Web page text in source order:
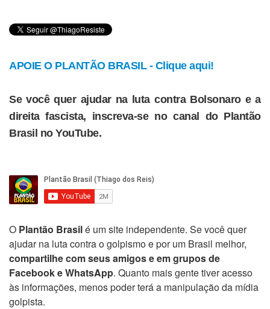
APOIE O PLANTÃO BRASIL - Clique aqui!
Se você quer ajudar na luta contra Bolsonaro e a
direita fascista, inscreva-se no canal do Plantão
Brasil no YouTube.
O Plantão Brasilé um site independente. Se você quer
ajudar na luta contra o golpismo e por um Brasil melhor,
compartilhe com seus amigos e em grupos de
Facebook e WhatsApp. Quanto mais gente tiver acesso
às informações, menos poder terá a manipulação da mídia
golpista.